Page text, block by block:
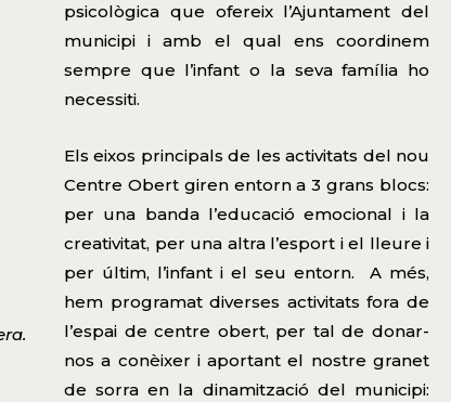
psicològica que ofereix l’Ajuntament del
municipi i amb el qual ens coordinem
sempre que l’infant o la seva família ho
necessiti.
Els eixos principals de les activitats del nou
Centre Obert giren entorn a 3 grans blocs:
per una banda l’educació emocional i la
creativitat, per una altra l’esport i el lleure i
per últim, l’infant i el seu entorn. A més,
hem programat diverses activitats fora de
l’espai de centre obert, per tal de donar-
nos a conèixer i aportant el nostre granet
de sorra en la dinamització del municipi: